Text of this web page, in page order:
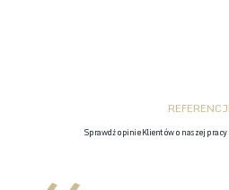
Sprawdź opinie Klientów o naszej